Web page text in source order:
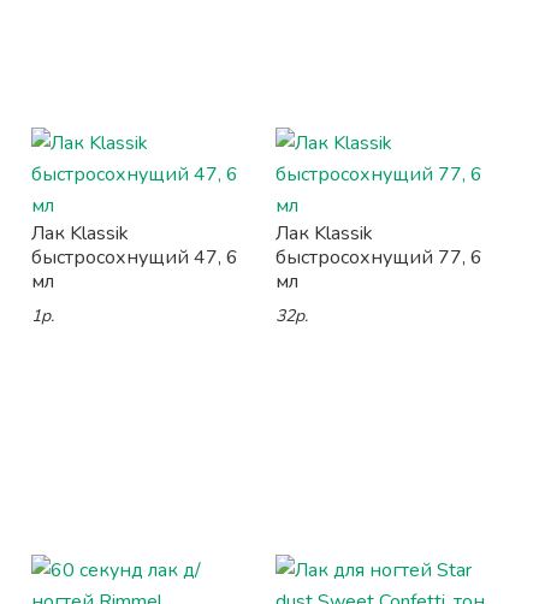
Лак Klassik
быстросохнущий 47, 6
мл
1р.
Лак Klassik
быстросохнущий 77, 6
мл
32р.